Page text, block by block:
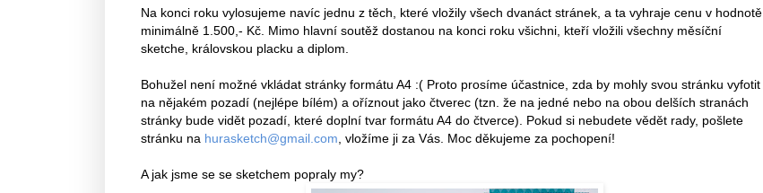
Na konci roku vylosujeme navíc jednu z těch, které vložily všech dvanáct stránek, a ta vyhraje cenu v hodnotě
minimálně 1.500,- Kč. Mimo hlavní soutěž dostanou na konci roku všichni, kteří vložili všechny měsíční
sketche, královskou placku a diplom.
Bohužel není možné vkládat stránky formátu A4 :( Proto prosíme účastnice, zda by mohly svou stránku vyfotit
na nějakém pozadí (nejlépe bílém) a oříznout jako čtverec (tzn. že na jedné nebo na obou delších stranách
stránky bude vidět pozadí, které doplní tvar formátu A4 do čtverce). Pokud si nebudete vědět rady, pošlete
stránku na hurasketch@gmail.com , vložíme ji za Vás. Moc děkujeme za pochopení!
A jak jsme se se sketchem popraly my?